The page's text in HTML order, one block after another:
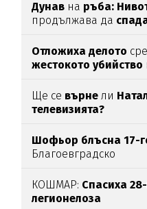
Дунав на ръба:
продължава да
Отложиха делото
жестокото убийство
Ще се върнели
телевизията?
Шофьор блъсна 17-
Благоевградско
КОШМАР: Спасиха
легионелоза